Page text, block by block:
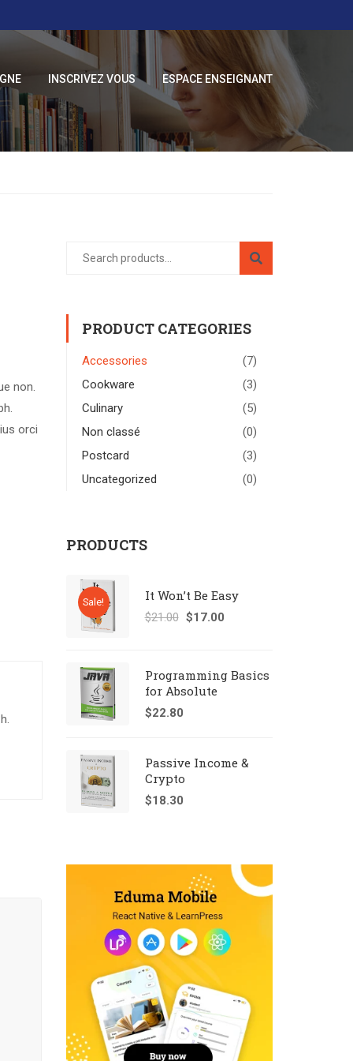
INSCRIVEZ VOUS ESPACE ENSEIGNANT
non.
orci
PRODUCT CATEGORIES
Accessories
(7)
Cookware
(3)
Culinary
(5)
Non classé
(0)
Postcard
(3)
Uncategorized
(0)
PRODUCTS
Sale! It Won’t Be Easy
$21.00 $17.00
Programming Basics
for Absolute
$22.80
Passive Income &
Crypto
$18.30